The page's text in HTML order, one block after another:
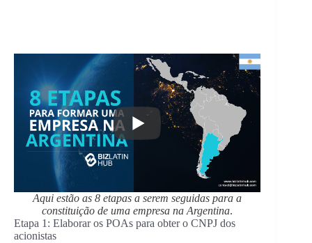
Aqui estão as 8 etapas a serem seguidas para a
constituição de uma empresa na Argentina.
Etapa 1: Elaborar os POAs para obter o CNPJ dos
acionistas